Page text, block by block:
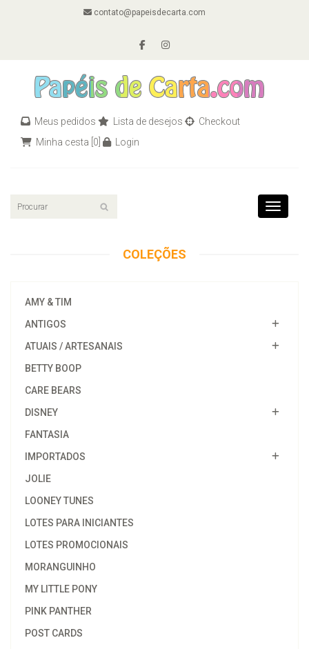
contato@papeisdecarta.com
Meus pedidos Lista de desejos
Checkout
Minha cesta [0] Login
Toggle
COLEÇÕES
AMY & TIM
ANTIGOS
ATUAIS / ARTESANAIS
BETTY BOOP
CARE BEARS
DISNEY
FANTASIA
IMPORTADOS
JOLIE
LOONEY TUNES
LOTES PARA INICIANTES
LOTES PROMOCIONAIS
MORANGUINHO
MY LITTLE PONY
PINK PANTHER
POST CARDS